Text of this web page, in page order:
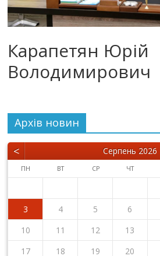
Карапетян Юрій
Володимирович
Архiв новин
< Серпень 2026
ПН ВТ СР ЧТ
3
4 5 6
10
11 12 13
17
18 19 20